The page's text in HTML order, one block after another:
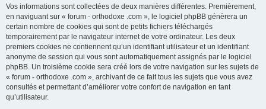
Vos informations sont collectées de deux manières différentes. Premièrement,
en naviguant sur « forum - orthodoxe .com », le logiciel phpBB génèrera un
certain nombre de cookies qui sont de petits fichiers téléchargés
temporairement par le navigateur internet de votre ordinateur. Les deux
premiers cookies ne contiennent qu’un identifiant utilisateur et un identifiant
anonyme de session qui vous sont automatiquement assignés par le logiciel
phpBB. Un troisième cookie sera créé lors de votre navigation sur les sujets de
« forum - orthodoxe .com », archivant de ce fait tous les sujets que vous avez
consultés et permettant d’améliorer votre confort de navigation en tant
qu’utilisateur.